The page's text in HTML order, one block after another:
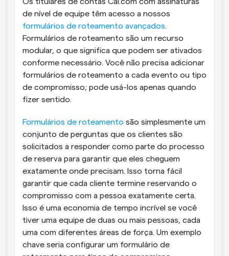
formulários de roteamento avançados.
Formulários de roteamento são um recurso
modular, o que significa que podem ser ativados
conforme necessário. Você não precisa adicionar
formulários de roteamento a cada evento ou tipo
de compromisso; pode usá-los apenas quando
fizer sentido.
Formulários de roteamento são simplesmente um
conjunto de perguntas que os clientes são
solicitados a responder como parte do processo
de reserva para garantir que eles cheguem
exatamente onde precisam. Isso torna fácil
garantir que cada cliente termine reservando o
compromisso com a pessoa exatamente certa.
Isso é uma economia de tempo incrível se você
tiver uma equipe de duas ou mais pessoas, cada
uma com diferentes áreas de força. Um exemplo
chave seria configurar um formulário de